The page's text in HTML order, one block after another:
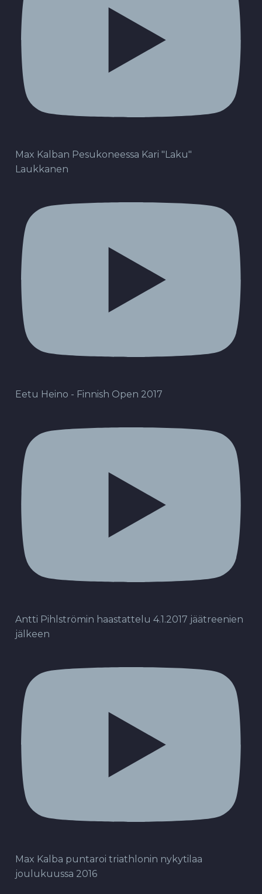
Max Kalban Pesukoneessa Kari "Laku"
Laukkanen
Eetu Heino - Finnish Open 2017
Antti Pihlströmin haastattelu 4.1.2017 jäätreenien
jälkeen
Max Kalba puntaroi triathlonin nykytilaa
joulukuussa 2016